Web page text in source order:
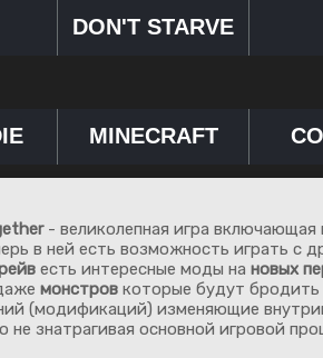
DON'T STARVE
MINECRAFT
- великолепная игра включающая
в ней есть возможность играть с
есть интересные моды на новых
монстров которые будут
(модификаций) изменяющие
не знатрагивая основной игровой